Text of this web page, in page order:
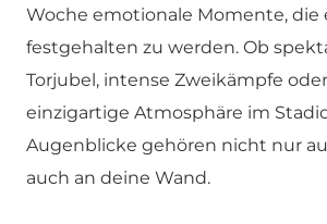
Woche emotionale Momente, die
festgehalten zu werden. Ob
Torjubel, intense Zweikämpfe
einzigartige Atmosphäre im
Augenblicke gehören nicht nur
auch an deine Wand.